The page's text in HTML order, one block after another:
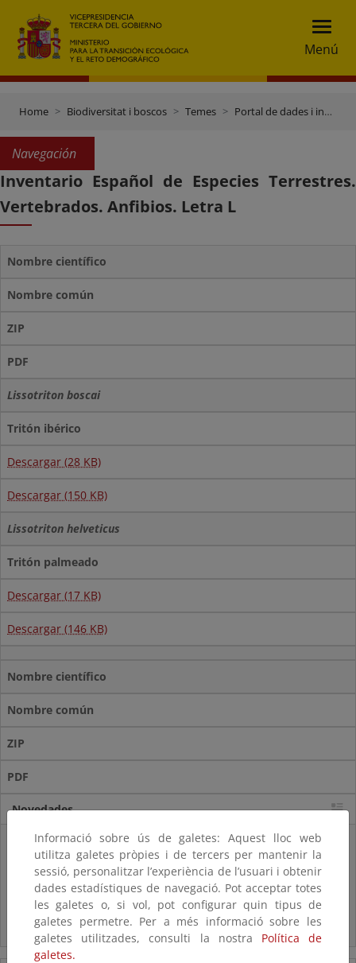
Menú
Home Biodiversitat i boscos Temes Portal de dades i inventaris
Navegación
Inventario Español de Especies Terrestres.
Vertebrados. Anfibios. Letra L
Nombre científico
Nombre común
ZIP
PDF
Lissotriton boscai
Tritón ibérico
Descargar (28 KB)
Descargar (150 KB)
Lissotriton helveticus
Tritón palmeado
Descargar (17 KB)
Descargar (146 KB)
Nombre científico
Nombre común
ZIP
PDF
Novedades
Listas patrón
El MITECO revisa y actualiza la Lista Patrón de las especies
silvestres presentes en España
Preguntas frecuentes...
Acceso a los recursos genéticos y reparto de beneficios
Informació sobre ús de galetes: Aquest lloc web
utilitza galetes pròpies i de tercers per mantenir la
sessió, personalitzar l’experiència de l’usuari i obtenir
dades estadístiques de navegació. Pot acceptar totes
les galetes o, si vol, pot configurar quin tipus de
galetes permetre. Per a més informació sobre les
galetes utilitzades, consulti la nostra Política de
galetes.